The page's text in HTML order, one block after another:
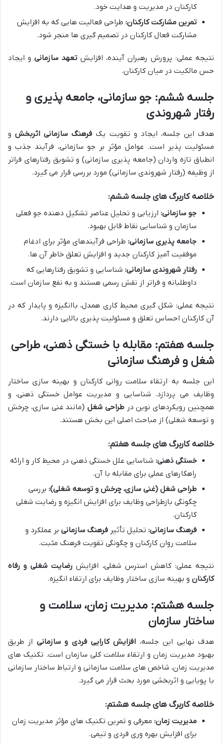
کارکنان در مدیریت و هدایت خود.
تمرین مشارکت کارکنان: طراحی فعالیت هایی که به افزایش
مشارکت فعال کارکنان در تصمیم گیری ها منجر شود.
نتیجه عملی: پرورش رهبران آینده، افزایش تعهد سازمانی و ایجاد
حس مالکیت در میان کارکنان.
جلسه ششم: جو سازمانی، جامعه پذیری و
رفتار شهروندی
هدف این جلسه، ایجاد و تقویت یک فرهنگ سازمانی اثربخشو
مسئولیت پذیر است. عوامل مؤثر بر جو سازمانی، فرآیند جذب و
انطباق تازه واردان (جامعه پذیری سازمانی) و تشویق رفتارهای فراتر
از وظیفه (رفتار شهروندی سازمانی) مورد بررسی قرار می گیرد.
خلاصه کاربرگ های جلسه ششم:
جو سازمانی: ارزیابی و تحلیل عناصر تشکیل دهنده جو فعلی
سازمان و شناسایی نقاط قابل بهبود.
جامعه پذیری سازمانی: طراحی فرآیندهای مؤثر برای ادغام
موفقیت آمیز کارکنان جدید و افزایش تعلق خاطر آن ها.
رفتار شهروندی سازمانی: شناسایی و تشویق رفتارهایی که
داوطلبانه و فراتر از نقش رسمی هستند و به نفع سازمان است.
نتیجه عملی: شکل گیری محیط کاری همدل، باانگیزه و پایدار که در
آن کارکنان احساس تعلق و مسئولیت پذیری بالایی دارند.
جلسه هفتم: مقابله با خستگی ذهنی، طراحی
شغل و فرهنگ سازمانی
این جلسه به ارتقاء سلامت روانی کارکنان و بهینه سازی ساختار
وظایف می پردازد. شناسایی و مدیریت عوامل خستگی ذهنی، و
همچنین رویکردهای نوین درطراحی شغل(مانند غنی سازی، چرخش
و توسعه شغلی) از مباحث اصلی این بخش هستند.
خلاصه کاربرگ های جلسه هفتم:
خستگی ذهنی: شناسایی علل خستگی ذهنی در محیط کار و ارائه
راهکارهای عملی برای مقابله با آن.
طراحی شغل (غنی سازی، چرخش و توسعه شغلی): بررسی
چگونگی بازطراحی وظایف برای افزایش انگیزه و رضایت شغلی
کارکنان.
فرهنگ سازمانی: تحلیل تأثیر فرهنگ سازمانی بر عملکرد و
سلامت روان کارکنان و چگونگی تقویت فرهنگ مثبت.
نتیجه عملی: کاهش استرس شغلی، افزایش رضایت شغلی و رفاه
کارکنان و بهینه سازی ساختار وظایف برای ارتقاء انگیزه.
جلسه هشتم: مدیریت زمان، سلامت و
ساختار سازمان
هدف نهایی این جلسه، افزایش کارایی فردی و سازمانی از طریق
بهبود مدیریت زمان و ارتقاء سلامت کلی سازمان است. تکنیک های
مدیریت زمان، شاخص های سلامت سازمانی و ارتباط ساختار سازمانی
با پویایی و اثربخشی مورد بحث قرار می گیرد.
خلاصه کاربرگ های جلسه هشتم:
مدیریت زمان: معرفی و تمرین تکنیک های مؤثر مدیریت زمان
برای افزایش بهره وری فردی و تیمی.